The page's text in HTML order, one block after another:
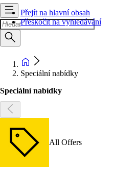
Přejít na hlavní obsah
Přeskočit na vyhledávání
Speciální nabídky
Speciální nabídky
All Offers